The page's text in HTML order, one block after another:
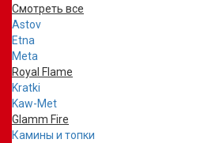
Смотреть все
Astov
Etna
Meta
Royal Flame
Kratki
Kaw-Met
Glamm Fire
Камины и топки